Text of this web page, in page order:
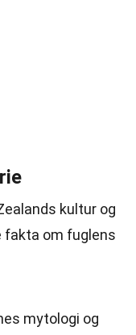
kultur og
fakta om fuglens
mytologi og